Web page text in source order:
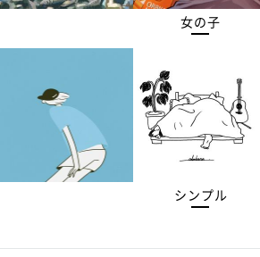
女の子
シンプル